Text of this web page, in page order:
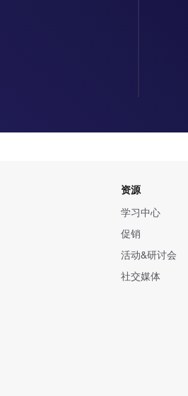
资源
学习中心
促销
活动&研讨会
社交媒体